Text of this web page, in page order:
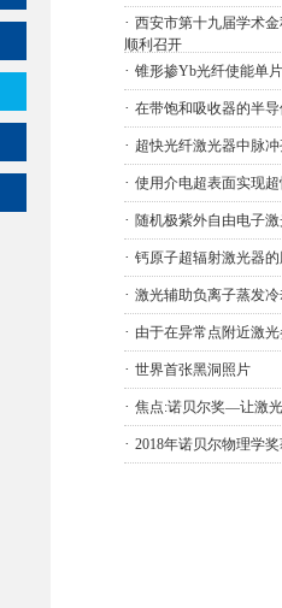
· 西安市第十九届学术
顺利召开
· 锥形掺Yb光纤使能单
· 在带饱和吸收器的半
· 超快光纤激光器中脉
· 使用介电超表面实现
· 随机极紫外自由电子
· 钙原子超辐射激光器
· 激光辅助负离子蒸发
· 由于在异常点附近激
· 世界首张黑洞照片
· 焦点:诺贝尔奖—让激
· 2018年诺贝尔物理学